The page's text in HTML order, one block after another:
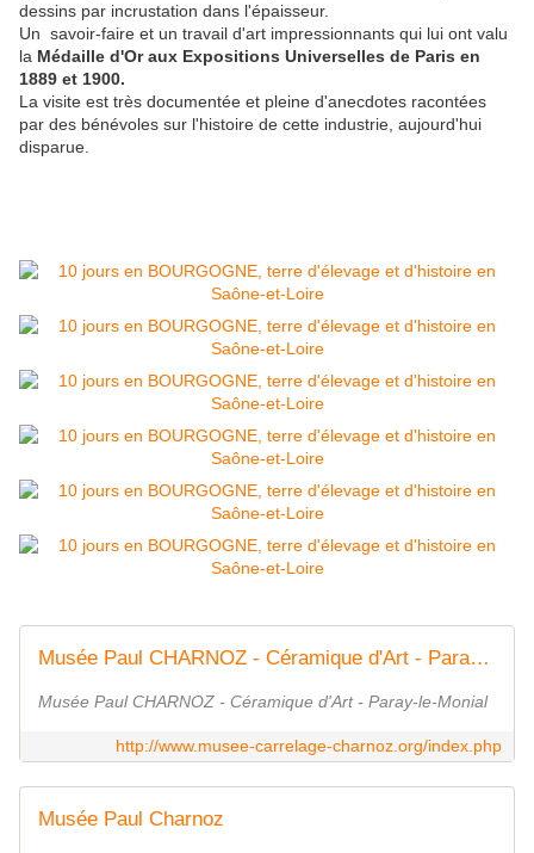
dessins par incrustation dans l'épaisseur.
Un savoir-faire et un travail d'art impressionnants qui lui ont valu
la Médaille d'Or aux Expositions Universelles de Paris en
1889 et 1900.
La visite est très documentée et pleine d'anecdotes racontées
par des bénévoles sur l'histoire de cette industrie, aujourd'hui
disparue.
Musée Paul CHARNOZ - Céramique d'Art - Paray-le-Monial
Musée Paul CHARNOZ - Céramique d'Art - Paray-le-Monial
http://www.musee-carrelage-charnoz.org/index.php
Musée Paul Charnoz